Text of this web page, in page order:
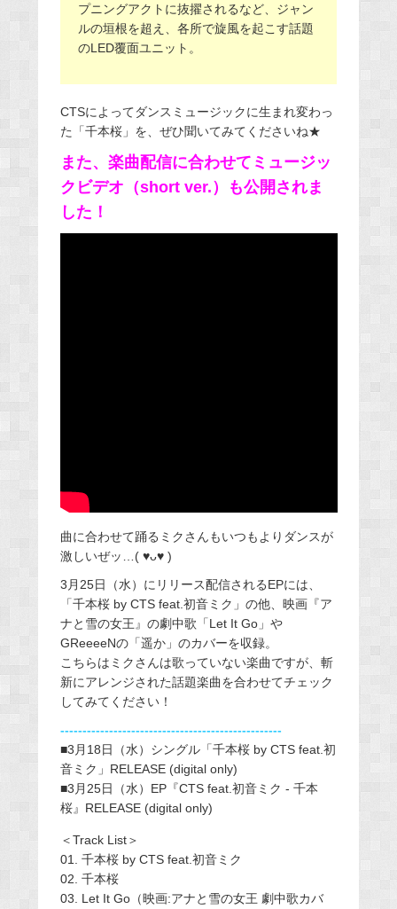
プニングアクトに抜擢されるなど、ジャン
ルの垣根を超え、各所で旋風を起こす話題
のLED覆面ユニット。
CTSによってダンスミュージックに生まれ変わっ
た「千本桜」を、ぜひ聞いてみてくださいね★
また、楽曲配信に合わせてミュージッ
クビデオ（short ver.）も公開されま
した！
曲に合わせて踊るミクさんもいつもよりダンスが
激しいぜッ…( ♥ᴗ♥ )
3月25日（水）にリリース配信されるEPには、
「千本桜 by CTS feat.初音ミク」の他、映画『ア
ナと雪の女王』の劇中歌「Let It Go」や
GReeeeNの「遥か」のカバーを収録。
こちらはミクさんは歌っていない楽曲ですが、斬
新にアレンジされた話題楽曲を合わせてチェック
してみてください！
--------------------------------------------------
■3月18日（水）シングル「千本桜 by CTS feat.初
音ミク」RELEASE (digital only)
■3月25日（水）EP『CTS feat.初音ミク - 千本
桜』RELEASE (digital only)
＜Track List＞
01. 千本桜 by CTS feat.初音ミク
02. 千本桜
03. Let It Go（映画:アナと雪の女王 劇中歌カバ